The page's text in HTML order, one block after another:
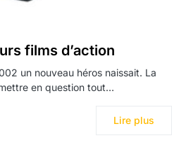
films d’action
un nouveau héros naissait. La
en question tout…
Lire plus